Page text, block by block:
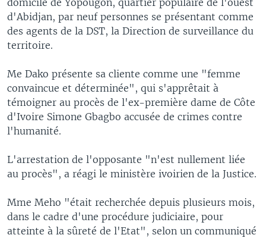
d'Abidjan, par neuf personnes se présentant comme
des agents de la DST, la Direction de surveillance du
territoire.
Me Dako présente sa cliente comme une "femme
convaincue et déterminée", qui s'apprêtait à
témoigner au procès de l'ex-première dame de Côte
d'Ivoire Simone Gbagbo accusée de crimes contre
l'humanité.
L'arrestation de l'opposante "n'est nullement liée
au procès", a réagi le ministère ivoirien de la Justice.
Mme Meho "était recherchée depuis plusieurs mois,
dans le cadre d'une procédure judiciaire, pour
atteinte à la sûreté de l'Etat", selon un communiqué